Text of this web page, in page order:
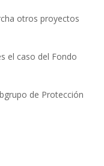
otros proyectos
el caso del Fondo
de Protección